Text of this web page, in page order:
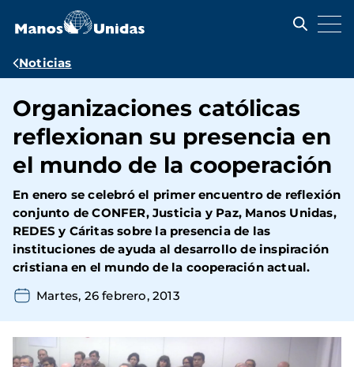
contenido
Ruta
navegación
Noticias
Organizaciones católicas
reflexionan su presencia en
el mundo de la cooperación
En enero se celebró el primer encuentro de reflexión
conjunto de CONFER, Justicia y Paz, Manos Unidas,
REDES y Cáritas sobre la presencia de las
instituciones de ayuda al desarrollo de inspiración
cristiana en el mundo de la cooperación actual.
Martes, 26 febrero, 2013